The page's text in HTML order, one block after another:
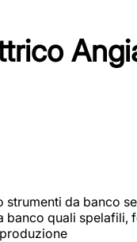
da banco
quali